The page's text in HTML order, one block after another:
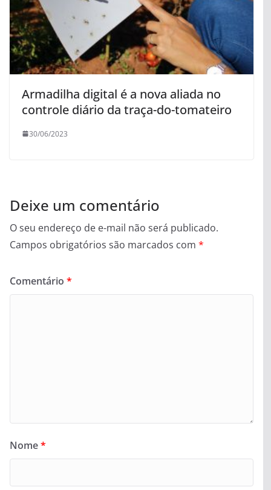
Armadilha digital é a nova aliada no
controle diário da traça-do-tomateiro
30/06/2023
Deixe um comentário
O seu endereço de e-mail não será publicado.
Campos obrigatórios são marcados com *
Comentário *
Nome*